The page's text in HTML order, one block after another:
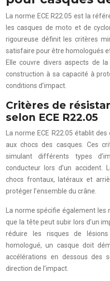
La norme ECE R22.05 est la
les casques de moto et de
rigoureuse définit les critères
satisfaire pour être homologués
Elle couvre divers aspects de
construction à sa capacité à
conditions d’impact.
Critères de
selon ECE R22.05
La norme ECE R22.05 établit
aux chocs des casques. Ces
simulant différents types
conducteur lors d’un accident.
chocs frontaux, latéraux et
protéger l’ensemble du crâne.
La norme spécifie également les
que la tête peut subir lors d’un
réduire les risques de
homologué, un casque doit
accélérations en dessous des
direction de l’impact.